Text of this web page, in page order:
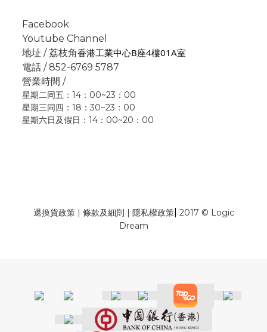
Facebook
Youtube Channel
地址 / 荔枝角香港工業中心B座4樓01A室
電話 / 852-6769 5787
營業時間 /
星期二同五：14：00~23：00
星期三同四：18：30~23：00
星期六日及假日：14：00~20：00
退換貨政策| 條款及細則 | 隱私權政策| 2017 © Logic
Dream